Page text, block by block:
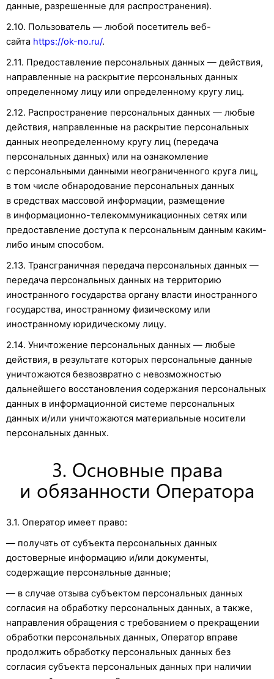
данные, разрешенные для распространения).
2.10. Пользователь — любой посетитель веб-
сайта https://ok-no.ru/.
2.11. Предоставление персональных данных — действия,
направленные на раскрытие персональных данных
определенному лицу или определенному кругу лиц.
2.12. Распространение персональных данных — любые
действия, направленные на раскрытие персональных
данных неопределенному кругу лиц (передача
персональных данных) или на ознакомление
с персональными данными неограниченного круга лиц,
в том числе обнародование персональных данных
в средствах массовой информации, размещение
в информационно-телекоммуникационных сетях или
предоставление доступа к персональным данным каким-
либо иным способом.
2.13. Трансграничная передача персональных данных —
передача персональных данных на территорию
иностранного государства органу власти иностранного
государства, иностранному физическому или
иностранному юридическому лицу.
2.14. Уничтожение персональных данных — любые
действия, в результате которых персональные данные
уничтожаются безвозвратно с невозможностью
дальнейшего восстановления содержания персональных
данных в информационной системе персональных
данных и/или уничтожаются материальные носители
персональных данных.
3. Основные права
и обязанности Оператора
3.1. Оператор имеет право:
— получать от субъекта персональных данных
достоверные информацию и/или документы,
содержащие персональные данные;
— в случае отзыва субъектом персональных данных
согласия на обработку персональных данных, а также,
направления обращения с требованием о прекращении
обработки персональных данных, Оператор вправе
продолжить обработку персональных данных без
согласия субъекта персональных данных при наличии